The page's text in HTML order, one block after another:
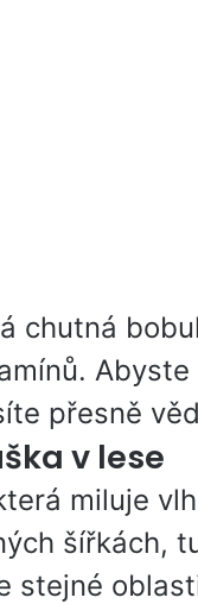
chutná
přesně
v lese
miluje
šířkách,
stejné